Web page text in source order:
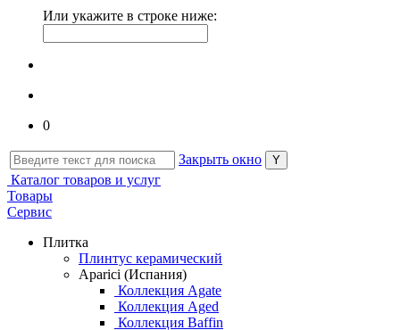
Или укажите в строке ниже:
0
Закрыть окно
Каталог товаров и услуг
Товары
Сервис
Плитка
Плинтус керамический
Aparici (Испания)
Коллекция Agate
Коллекция Aged
Коллекция Baffin